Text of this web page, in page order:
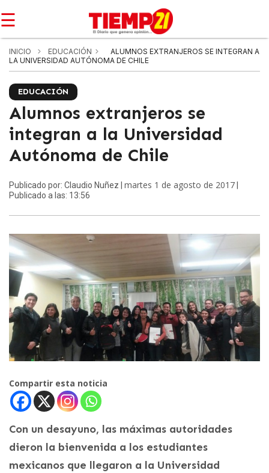
☰
INICIO EDUCACIÓN
ALUMNOS EXTRANJEROS SE INTEGRAN A
LA UNIVERSIDAD AUTÓNOMA DE CHILE
EDUCACIÓN
Alumnos extranjeros se
integran a la Universidad
Autónoma de Chile
Publicado por: Claudio Nuñez | martes 1 de agosto de 2017
Publicado a las: 13:56
Compartir esta noticia
Con un desayuno, las máximas autoridades
dieron la bienvenida a los estudiantes
mexicanos que llegaron a la Universidad